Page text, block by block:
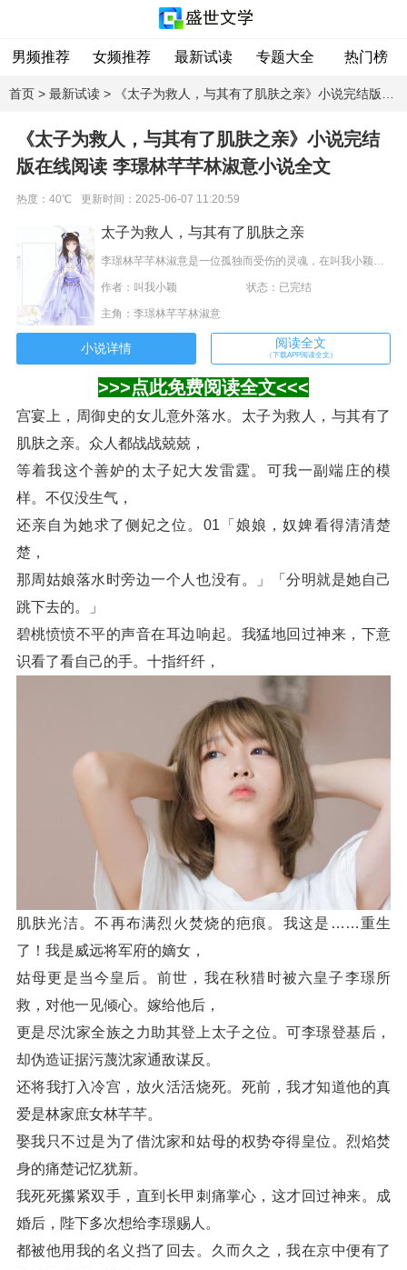
男频推荐 女频推荐 最新试读 专题大全 热门榜
首页 > 最新试读 > 《太子为救人，与其有了肌肤之亲》小说完结版在线阅读 李璟林芊芊林淑意小说全文
《太子为救人，与其有了肌肤之亲》小说完结
版在线阅读 李璟林芊芊林淑意小说全文
热度：40℃ 更新时间：2025-06-07 11:20:59
太子为救人，与其有了肌肤之亲
李璟林芊芊林淑意是一位孤独而受伤的灵魂，在叫我小颖的小说《太子为救人，与其有了肌肤之亲》中，他将经历一段扭曲而震撼的命运之旅。李璟林芊芊林淑意拥有异常强大的超能力，但却被囚禁于一个秘密实验室中。逃脱后，他与一群志同道合的伙伴一起展开了对抗邪恶势力的战斗。这部古代言情小说充满紧张刺激的情节和意想不到的转折，别院那位摔了好几次东西，有一回甚至还和李璟吵了起来。李璟今日回来时，脸色又不太好。……将让读者陷入其中，无法自拔。
作者：叫我小颖 状态：已完结
主角：李璟林芊芊林淑意
阅读全文
（下载APP阅读全文）
小说详情
>>>点此免费阅读全文<<<
宫宴上，周御史的女儿意外落水。太子为救人，与其有了
肌肤之亲。众人都战战兢兢，
等着我这个善妒的太子妃大发雷霆。可我一副端庄的模
样。不仅没生气，
还亲自为她求了侧妃之位。01「娘娘，奴婢看得清清楚
楚，
那周姑娘落水时旁边一个人也没有。」「分明就是她自己
跳下去的。」
碧桃愤愤不平的声音在耳边响起。我猛地回过神来，下意
识看了看自己的手。十指纤纤，
肌肤光洁。不再布满烈火焚烧的疤痕。我这是……重生
了！我是威远将军府的嫡女，
姑母更是当今皇后。前世，我在秋猎时被六皇子李璟所
救，对他一见倾心。嫁给他后，
更是尽沈家全族之力助其登上太子之位。可李璟登基后，
却伪造证据污蔑沈家通敌谋反。
还将我打入冷宫，放火活活烧死。死前，我才知道他的真
爱是林家庶女林芊芊。
娶我只不过是为了借沈家和姑母的权势夺得皇位。烈焰焚
身的痛楚记忆犹新。
我死死攥紧双手，直到长甲刺痛掌心，这才回过神来。成
婚后，陛下多次想给李璟赐人。
都被他用我的名义挡了回去。久而久之，我在京中便有了